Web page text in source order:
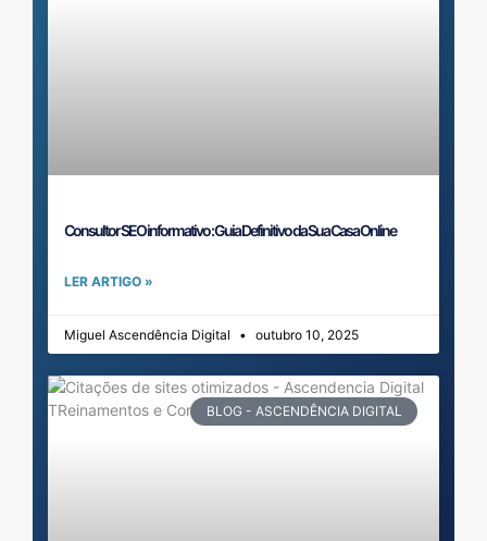
Consultor SEO informativo : Guia Definitivo da Sua Casa Online
LER ARTIGO »
Miguel Ascendência Digital outubro 10, 2025
BLOG - ASCENDÊNCIA DIGITAL